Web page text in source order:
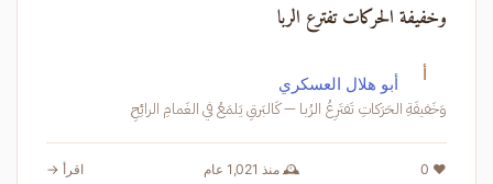
وخفيفة الحركات تفترع الربا
أ أبو هلال العسكري
وَخَفيفَةِ الحَرَكاتِ تَفتَرِعُ الرُبا — كَالبَرقِ يَلمَعُ في الغَمامِ الرائِحِ
❤️ 0 🕰️ منذ 1,021 عام اقرأ →